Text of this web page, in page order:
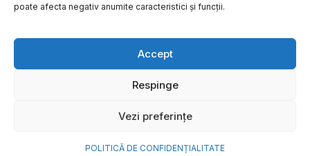
poate afecta negativ anumite caracteristici și funcții.
Accept
Respinge
Vezi preferințe
POLITICĂ DE CONFIDENȚIALITATE
Copyright ©2026